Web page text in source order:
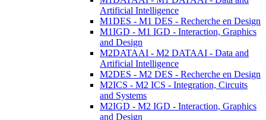
Artificial Intelligence
M1DES - M1 DES - Recherche en Design
M1IGD - M1 IGD - Interaction, Graphics
and Design
M2DATAAI - M2 DATAAI - Data and
Artificial Intelligence
M2DES - M2 DES - Recherche en Design
M2ICS - M2 ICS - Integration, Circuits
and Systems
M2IGD - M2 IGD - Interaction, Graphics
and Design